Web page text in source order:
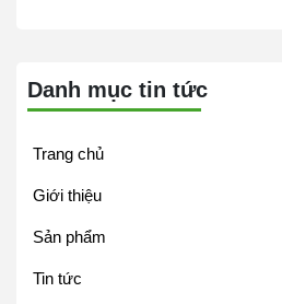
Danh mục tin tức
Trang chủ
Giới thiệu
Sản phẩm
Tin tức